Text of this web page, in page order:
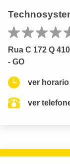
Rua C 172 Q
- GO
ver
ver